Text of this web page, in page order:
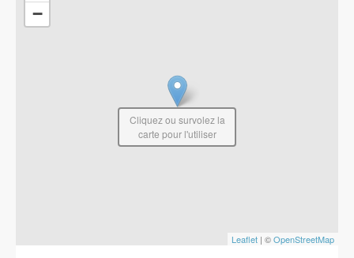
−
Leaflet | ©OpenStreetMap
Cliquez ou survolez la
carte pour l'utiliser